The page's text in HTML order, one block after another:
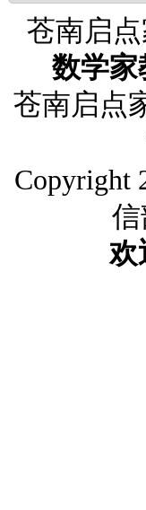
苍南启
数学家
苍南启点
Copyright
欢